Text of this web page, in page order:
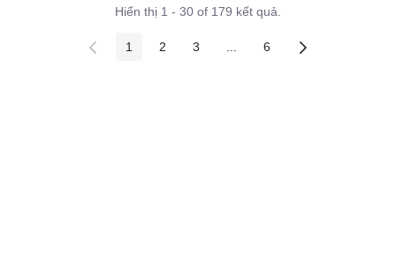
Hiển thị 1 - 30 of 179 kết quả.
Các trang trên cổng
1 Các trang trên cổng
2 Các trang trên cổng
3 Các trang trung gian
Các trang trên cổng
6